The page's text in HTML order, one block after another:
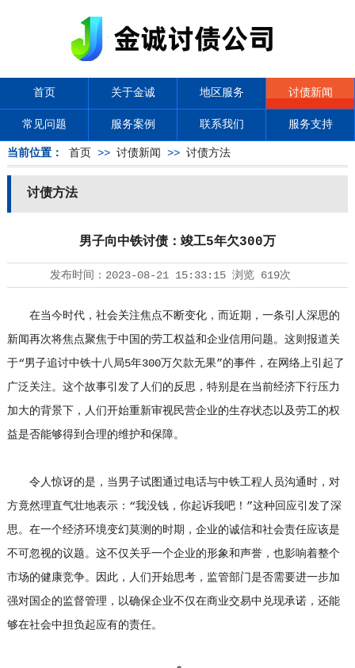
首页 关于金诚 地区服务 讨债新闻
常见问题 服务案例 联系我们 服务支持
当前位置： 首页 >> 讨债新闻 >> 讨债方法
讨债方法
男子向中铁讨债：竣工5年欠300万
发布时间： 2023-08-21 15:33:15浏览 619次
在当今时代，社会关注焦点不断变化，而近期，一条引人深思的
新闻再次将焦点聚焦于中国的劳工权益和企业信用问题。这则报道关
于“男子追讨中铁十八局5年300万欠款无果”的事件，在网络上引起了
广泛关注。这个故事引发了人们的反思，特别是在当前经济下行压力
加大的背景下，人们开始重新审视民营企业的生存状态以及劳工的权
益是否能够得到合理的维护和保障。
令人惊讶的是，当男子试图通过电话与中铁工程人员沟通时，对
方竟然理直气壮地表示：“我没钱，你起诉我吧！”这种回应引发了深
思。在一个经济环境变幻莫测的时期，企业的诚信和社会责任应该是
不可忽视的议题。这不仅关乎一个企业的形象和声誉，也影响着整个
市场的健康竞争。因此，人们开始思考，监管部门是否需要进一步加
强对国企的监督管理，以确保企业不仅在商业交易中兑现承诺，还能
够在社会中担负起应有的责任。